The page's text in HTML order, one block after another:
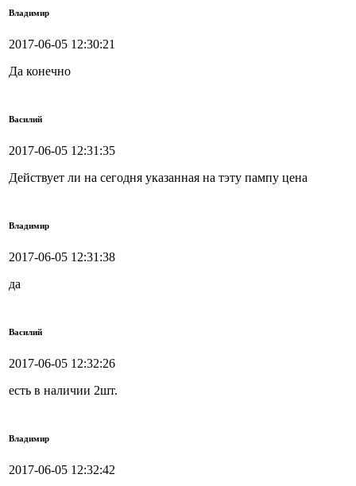
Владимир
2017-06-05 12:30:21
Да конечно
Василий
2017-06-05 12:31:35
Действует ли на сегодня указанная на тэту пампу цена
Владимир
2017-06-05 12:31:38
да
Василий
2017-06-05 12:32:26
есть в наличии 2шт.
Владимир
2017-06-05 12:32:42